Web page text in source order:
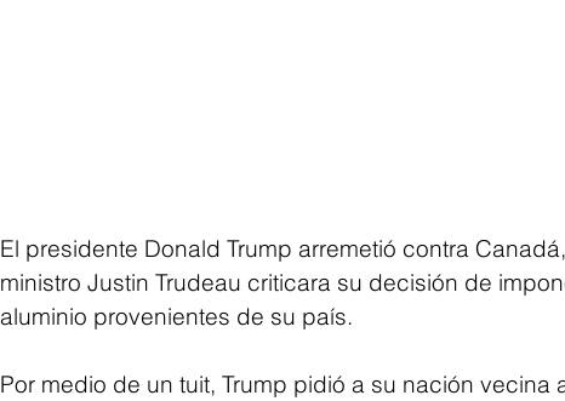
El presidente Donald Trump arremetió contra
ministro Justin Trudeau criticara su decisión de
aluminio provenientes de su país.
Por medio de un tuit, Trump pidió a su nación